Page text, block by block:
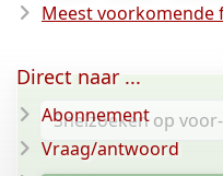
Meest voorkomende
Direct naar ...
Abonnement
Vraag/antwoord